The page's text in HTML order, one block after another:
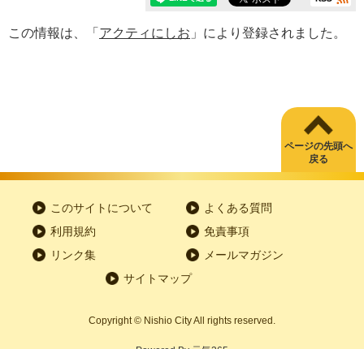
この情報は、「 アクティにしお 」により登録されました。
ページの先頭へ
戻る
このサイトについて
よくある質問
利用規約
免責事項
リンク集
メールマガジン
サイトマップ
Copyright© Nishio City All rights reserved.